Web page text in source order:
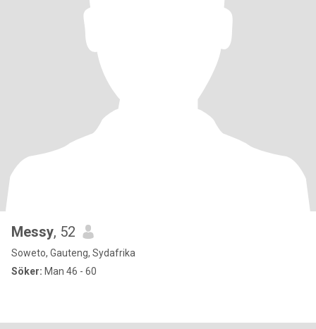
Messy, 52
Soweto, Gauteng, Sydafrika
Söker: Man 46 - 60